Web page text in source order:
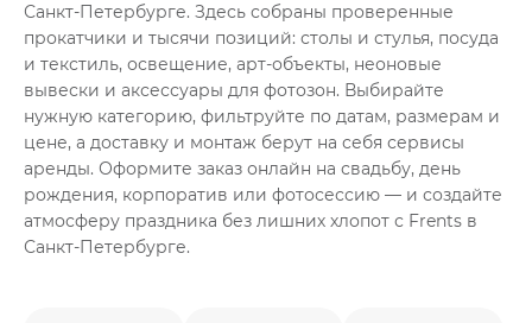
ГОТОВЫЕ РЕШЕНИЯ
ОСВЕЩЕНИЕ
ДЕКОР
НАВИГАЦИЯ
ИЗДЕЛИЯ ПОД ЗАКАЗ
ИЗДЕЛИЯ ДЛЯ
КОМФОРТА
Фуршетная мебель
Барная мебель
Санкт-Петербурге. Здесь собраны проверенные
прокатчики и тысячи позиций: столы и стулья, посуда
и текстиль, освещение, арт-объекты, неоновые
вывески и аксессуары для фотозон. Выбирайте
нужную категорию, фильтруйте по датам, размерам и
цене, а доставку и монтаж берут на себя сервисы
аренды. Оформите заказ онлайн на свадьбу, день
рождения, корпоратив или фотосессию — и создайте
атмосферу праздника без лишних хлопот с Frents в
Санкт-Петербурге.